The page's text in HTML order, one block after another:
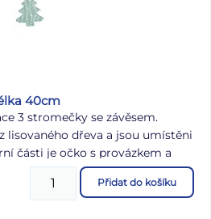
40cm
3 stromečky se závěsem.
lisovaného dřeva a jsou umístěni
části je očko s provázkem a
snadné zavěšení. Ozdobu
okno, nebo jinak zkrášlit Vaše
Přidat do košíku